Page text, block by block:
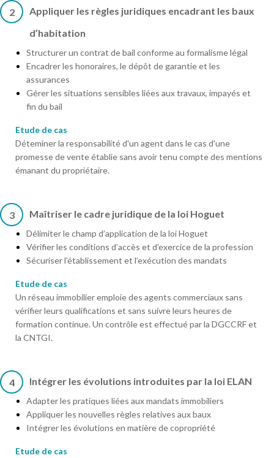
2
Appliquer les règles juridiques encadrant les baux
d’habitation
Structurer un contrat de bail conforme au formalisme légal
Encadrer les honoraires, le dépôt de garantie et les
assurances
Gérer les situations sensibles liées aux travaux, impayés et
fin du bail
Etude de cas
Déteminer la responsabilité d'un agent dans le cas d'une
promesse de vente établie sans avoir tenu compte des mentions
émanant du propriétaire.
3 Maîtriser le cadre juridique de la loi Hoguet
Délimiter le champ d’application de la loi Hoguet
Vérifier les conditions d’accès et d’exercice de la profession
Sécuriser l’établissement et l’exécution des mandats
Etude de cas
Un réseau immobilier emploie des agents commerciaux sans
vérifier leurs qualifications et sans suivre leurs heures de
formation continue. Un contrôle est effectué par la DGCCRF et
la CNTGI.
4 Intégrer les évolutions introduites par la loi ELAN
Adapter les pratiques liées aux mandats immobiliers
Appliquer les nouvelles règles relatives aux baux
Intégrer les évolutions en matière de copropriété
Etude de cas